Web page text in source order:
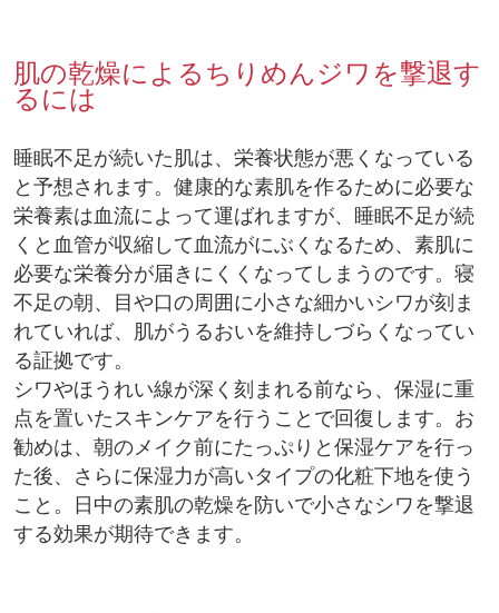
肌の乾燥によるちりめんジワを撃退す
るには
睡眠不足が続いた肌は、栄養状態が悪くなっている
と予想されます。健康的な素肌を作るために必要な
栄養素は血流によって運ばれますが、睡眠不足が続
くと血管が収縮して血流がにぶくなるため、素肌に
必要な栄養分が届きにくくなってしまうのです。寝
不足の朝、目や口の周囲に小さな細かいシワが刻ま
れていれば、肌がうるおいを維持しづらくなってい
る証拠です。
シワやほうれい線が深く刻まれる前なら、保湿に重
点を置いたスキンケアを行うことで回復します。お
勧めは、朝のメイク前にたっぷりと保湿ケアを行っ
た後、さらに保湿力が高いタイプの化粧下地を使う
こと。日中の素肌の乾燥を防いで小さなシワを撃退
する効果が期待できます。